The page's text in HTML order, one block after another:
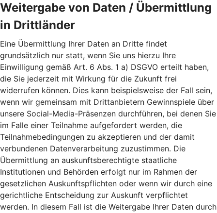
Weitergabe von Daten / Übermittlung
in Drittländer
Eine Übermittlung Ihrer Daten an Dritte findet
grundsätzlich nur statt, wenn Sie uns hierzu Ihre
Einwilligung gemäß Art. 6 Abs. 1 a) DSGVO erteilt haben,
die Sie jederzeit mit Wirkung für die Zukunft frei
widerrufen können. Dies kann beispielsweise der Fall sein,
wenn wir gemeinsam mit Drittanbietern Gewinnspiele über
unsere Social-Media-Präsenzen durchführen, bei denen Sie
im Falle einer Teilnahme aufgefordert werden, die
Teilnahmebedingungen zu akzeptieren und der damit
verbundenen Datenverarbeitung zuzustimmen. Die
Übermittlung an auskunftsberechtigte staatliche
Institutionen und Behörden erfolgt nur im Rahmen der
gesetzlichen Auskunftspflichten oder wenn wir durch eine
gerichtliche Entscheidung zur Auskunft verpflichtet
werden. In diesem Fall ist die Weitergabe Ihrer Daten durch